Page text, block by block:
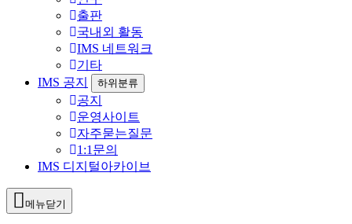
출판
국내외 활동
IMS 네트워크
기타
IMS 공지
하위분류
공지
운영사이트
자주묻는질문
1:1문의
IMS 디지털아카이브
메뉴닫기